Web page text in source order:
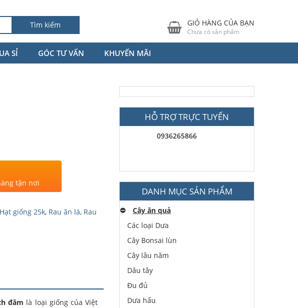
Tìm kiếm GIỎ HÀNG CỦA BẠN
Chưa có sản phẩm
SỈ GÓC TƯ VẤN KHUYẾN MÃI
tận nơi
Hạt giống 25k, Rau ăn lá, Rau
đăm là loại giống của Việt
HỖ TRỢ TRỰC TUYẾN
0936265866
DANH MỤC SẢN PHẨM
⛔️
Cây ăn quả
Các loại Dưa
Cây Bonsai lùn
Cây lâu năm
Dâu tây
Đu đủ
Dưa hấu